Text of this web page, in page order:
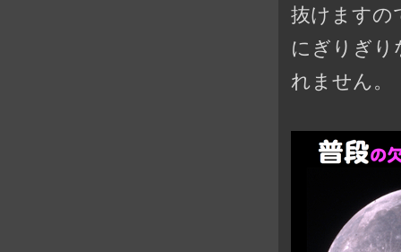
抜けますの
にぎりぎり
れません。